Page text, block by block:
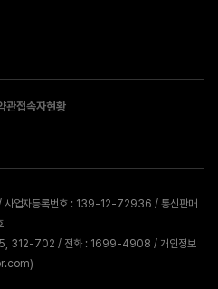
관접속자현황
/ 사업자등록번호 : 139-12-72936 / 통신판매
15, 312-702 / 전화 : 1699-4908 / 개인정보